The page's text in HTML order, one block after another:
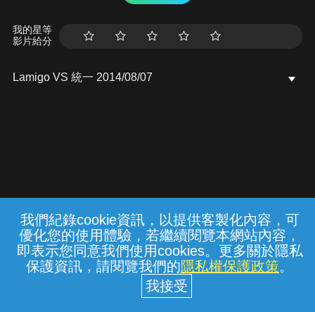
我們紀錄cookie資訊，以提供客製化內容，可
優化您的使用體驗，若繼續閱覽本網站內容，
即表示您同意我們使用cookies。更多關於隱私
保護資訊，請閱覽我們的隱私權保護政策。
我的星等
影片給分
Lamigo VS 統一 2014/08/07
常見問題 線上客服 服務條款 隱私權保護
中華電信股份有限公司個人家庭分公司
(統一編號：96979949) © 2026
{{notifyMsg}}